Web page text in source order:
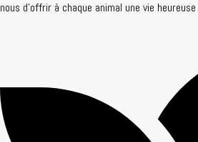
nous d'offrir à chaque animal une vie